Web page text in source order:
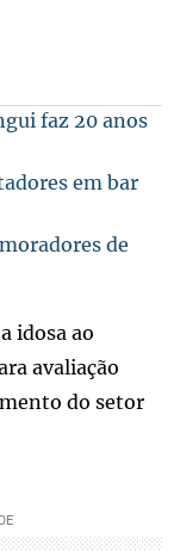
faz 20 anos
em bar
de
idosa ao
avaliação
do setor